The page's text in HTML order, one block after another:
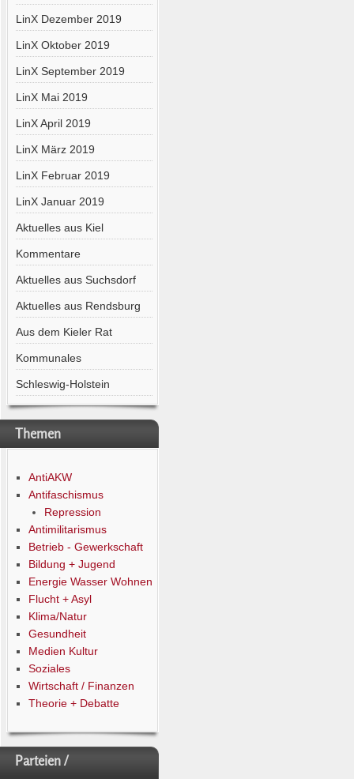
LinX Dezember 2019
LinX Oktober 2019
LinX September 2019
LinX Mai 2019
LinX April 2019
LinX März 2019
LinX Februar 2019
LinX Januar 2019
Aktuelles aus Kiel
Kommentare
Aktuelles aus Suchsdorf
Aktuelles aus Rendsburg
Aus dem Kieler Rat
Kommunales
Schleswig-Holstein
Themen
AntiAKW
Antifaschismus
Repression
Antimilitarismus
Betrieb - Gewerkschaft
Bildung + Jugend
Energie Wasser Wohnen
Flucht + Asyl
Klima/Natur
Gesundheit
Medien Kultur
Soziales
Wirtschaft / Finanzen
Theorie + Debatte
Parteien /